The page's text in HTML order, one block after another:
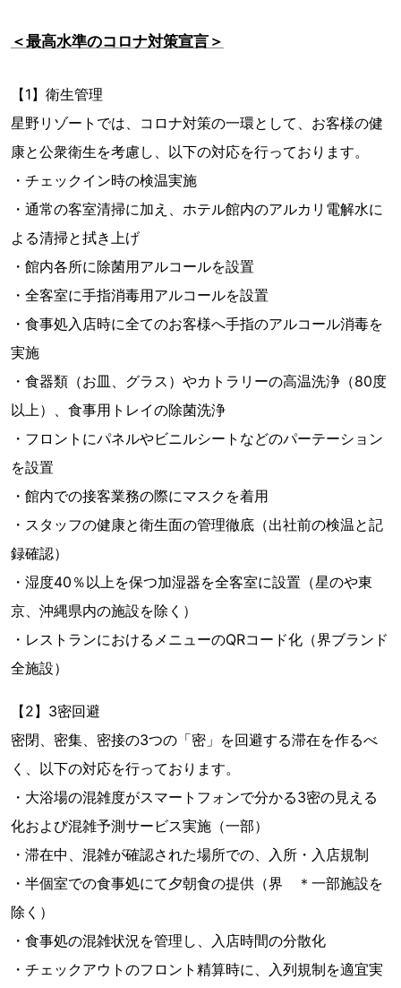
＜最高水準のコロナ対策宣言＞
【1】衛生管理
星野リゾートでは、コロナ対策の一環として、お客様の健
康と公衆衛生を考慮し、以下の対応を行っております。
・チェックイン時の検温実施
・通常の客室清掃に加え、ホテル館内のアルカリ電解水に
よる清掃と拭き上げ
・館内各所に除菌用アルコールを設置
・全客室に手指消毒用アルコールを設置
・食事処入店時に全てのお客様へ手指のアルコール消毒を
実施
・食器類（お皿、グラス）やカトラリーの高温洗浄（80度
以上）、食事用トレイの除菌洗浄
・フロントにパネルやビニルシートなどのパーテーション
を設置
・館内での接客業務の際にマスクを着用
・スタッフの健康と衛生面の管理徹底（出社前の検温と記
録確認）
・湿度40％以上を保つ加湿器を全客室に設置（星のや東
京、沖縄県内の施設を除く）
・レストランにおけるメニューのQRコード化（界ブランド
全施設）
【2】3密回避
密閉、密集、密接の3つの「密」を回避する滞在を作るべ
く、以下の対応を行っております。
・大浴場の混雑度がスマートフォンで分かる3密の見える
化および混雑予測サービス実施（一部）
・滞在中、混雑が確認された場所での、入所・入店規制
・半個室での食事処にて夕朝食の提供（界 ＊一部施設を
除く）
・食事処の混雑状況を管理し、入店時間の分散化
・チェックアウトのフロント精算時に、入列規制を適宜実